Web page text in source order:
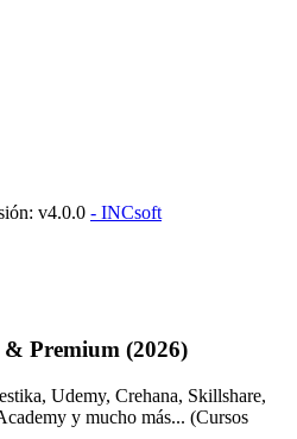
v4.0.0 - INCsoft
& Premium (2026)
Udemy, Crehana, Skillshare,
y mucho más... (Cursos